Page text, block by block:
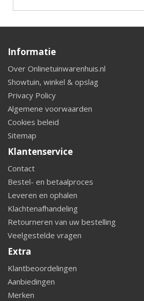
Informatie
Over Onlinetuinwarenhuis.nl
Showtuin, winkel & opslag
Privacy Policy
Algemene voorwaarden
Cookies beleid
Sitemap
Klantenservice
Contact
Bestel- en betaalproces
Leveren en ophalen
Klachtenafhandeling
Retourneren van uw bestelling
Veelgestelde vragen
Extra
Klantbeoordelingen
Aanbiedingen
Merken